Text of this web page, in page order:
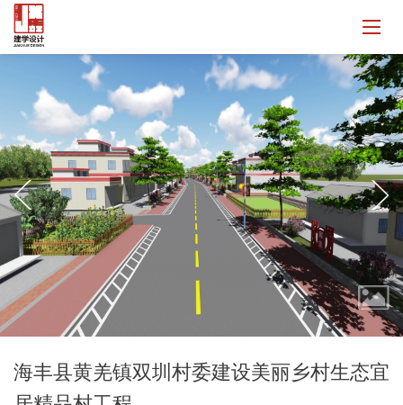
海丰县黄羌镇双圳村委建设美丽乡村生态宜